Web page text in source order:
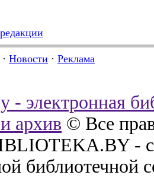
· Новости · Реклама
- электронная
архив © Все
-
библиотечной